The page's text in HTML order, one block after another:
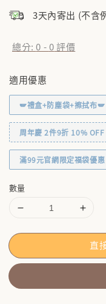
3天內寄出 (不含
總分:0 -0評價
適用優惠
🪽禮盒+防塵袋+擦拭布🪽
周年慶 2件9折 10%
滿99元官網限定福袋優惠
數量
直